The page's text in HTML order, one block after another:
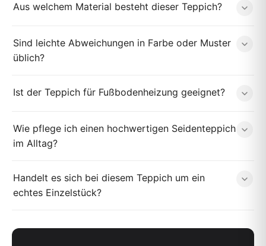
Aus welchem Material besteht dieser Teppich?
Sind leichte Abweichungen in Farbe oder Muster
üblich?
Ist der Teppich für Fußbodenheizung geeignet?
Wie pflege ich einen hochwertigen Seidenteppich
im Alltag?
Handelt es sich bei diesem Teppich um ein
echtes Einzelstück?